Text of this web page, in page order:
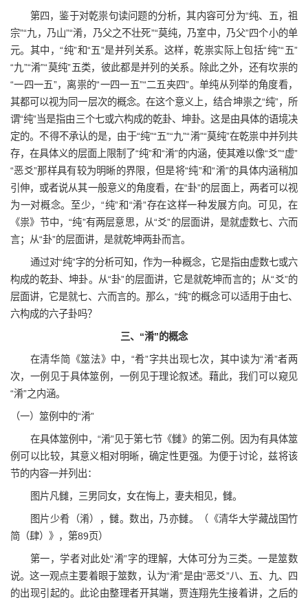
第四，鉴于对乾祟句读问题的分析，其内容可分为“纯、五，祖
宗”“九，乃山”“淆，乃父之不壮死”“莫纯，乃室中，乃父”四个小的单
元。其中，“纯”和“五”是并列关系。这样，乾祟实际上包括“纯”“五”
“九”“淆”“莫纯”五类，彼此都是并列的关系。除此之外，还有坎祟的
“一四一五”，离祟的“一四一五”“二五夹四”。单纯从列举的角度看，
其都可以视为同一层次的概念。在这个意义上，结合坤祟之“纯”，所
谓“纯”当是指由三个七或六构成的乾卦、坤卦。这是由具体的语境决
定的。不得不承认的是，由于“纯”“五”“九”“淆”“莫纯”在乾祟中并列共
存，在具体义的层面上限制了“纯”和“淆”的内涵，使其难以像“爻”“虚”
“恶爻”那样具有较为明晰的界限，但是将“纯”和“淆”的具体内涵稍加
引伸，或者说从其一般意义的角度看，在“卦”的层面上，两者可以视
为一对概念。至少，“纯”和“淆”存在这样一种发展方向。可见，在
《祟》节中，“纯”有两层意思，从“爻”的层面讲，是就虚数七、六而
言；从“卦”的层面讲，是就乾坤两卦而言。
通过对“纯”字的分析可知，作为一种概念，它是指由虚数七或六
构成的乾卦、坤卦。从“卦”的层面讲，它是就乾坤而言的；从“爻”的
层面讲，它是就七、六而言的。那么，“纯”的概念可以适用于由七、
六构成的六子卦吗？
三、“淆”的概念
在清华简《筮法》中，“肴”字共出现七次，其中读为“淆”者两
次，一例见于具体筮例，一例见于理论叙述。藉此，我们可以窥见
“淆”之内涵。
（一）筮例中的“淆”
在具体筮例中，“淆”见于第七节《雠》的第二例。因为有具体筮
例可以比较，其意义相对明晰，确定性更强。为便于讨论，兹将该
节的内容一并列出：
图片凡雠，三男同女，女在悔上，妻夫相见，雠。
图片少肴（淆），雠。数出，乃亦雠。（《清华大学藏战国竹
简（肆）》，第89页）
第一，学者对此处“淆”字的理解，大体可分为三类。一是筮数
说。这一观点主要着眼于筮数，认为“淆”是由“恶爻”八、五、九、四
的出现引起的。此论由整理者开其端，贾连翔先生接着讲，之后的